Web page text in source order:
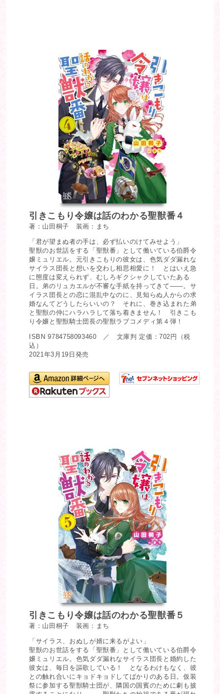
引きこもり令嬢は話のわかる聖獣番４
著：山田桐子 装画：まち
「君が望まぬ者の手は、必ず払いのけてみせよう」
聖獣のお世話をする「聖獣番」として働いている伯爵令
嬢ミュリエル。元引きこもりの彼女は、色気ダダ漏れな
サイラス団長と想いを交わし相思相愛に！ とはいえ急
に態度は変えられず、むしろギクシャクしていたある
日。弟のリュカエルが不審な手紙を持ってきて――。サ
イラス団長との恋に混乱中なのに、見知らぬ人からの求
婚なんてどうしたらいいの？ それに、巻き込まれた弟
と聖獣の仲にハラハラして落ち着きません！ 引きこも
り令嬢と聖獣騎士団長の聖獣ラブコメディ第４弾！
ISBN 9784758093460 ／ 文庫判 定価：702円（税
込）
2021年3月19日発売
引きこもり令嬢は話のわかる聖獣番５
著：山田桐子 装画：まち
「サイラス、おぬしが婿に来るがよい」
聖獣のお世話をする「聖獣番」として働いている伯爵令
嬢ミュリエル。色気ダダ漏れなサイラス団長と婚約した
彼女は、毎日を謳歌している！ となるわけもなく、彼
との触れ合いにキョドキョドしてばかりのある日。仮装
祭に参加する聖獣騎士団が、隣国の国賓のために劇も披